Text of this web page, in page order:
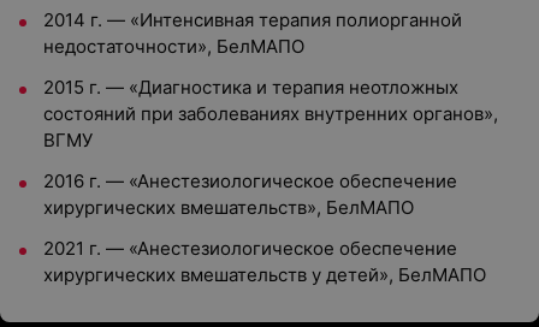
2014 г. — «Интенсивная терапия полиорганной
недостаточности», БелМАПО
2015 г. — «Диагностика и терапия неотложных
состояний при заболеваниях внутренних органов»,
ВГМУ
2016 г. — «Анестезиологическое обеспечение
хирургических вмешательств», БелМАПО
2021 г. — «Анестезиологическое обеспечение
хирургических вмешательств у детей», БелМАПО